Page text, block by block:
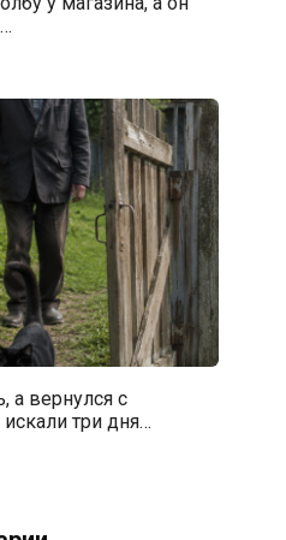
а вернулся с
три дня…